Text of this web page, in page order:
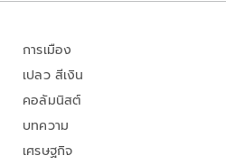
การเมือง
เปลว สีเงิน
คอลัมนิสต์
บทความ
เศรษฐกิจ